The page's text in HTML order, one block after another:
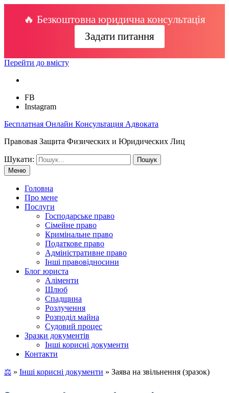
🔥 Безкоштовна юридична консультація
Задати питання
Перейти до вмісту
FB
Instagram
Бесплатная Онлайн Консультация Адвоката
Правовая Защита Физических и Юридических Лиц
Шукати:
Меню
Головна
Про мене
Послуги
Господарське право
Сімейне право
Кримінальне право
Податкове право
Адміністративне право
Інші правовідносини
Блог юриста
Аліменти
Шлюб
Спадщина
Розлучення
Розподіл майна
Судовий процес
Зразки документів
Інші корисні документи
Контакти
⚖ » Інші корисні документи » Заява на звільнення (зразок)